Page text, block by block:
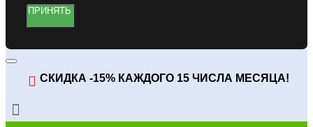
ПРИНЯТЬ
СКИДКА -15% КАЖДОГО 15 ЧИСЛА МЕСЯЦА!